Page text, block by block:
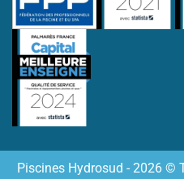
Piscines Hydrosud - 2026 ©